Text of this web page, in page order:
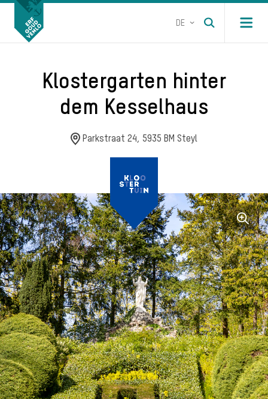
DE
Open
Klostergarten hinter
dem Kesselhaus
Parkstraat 24, 5935 BM Steyl